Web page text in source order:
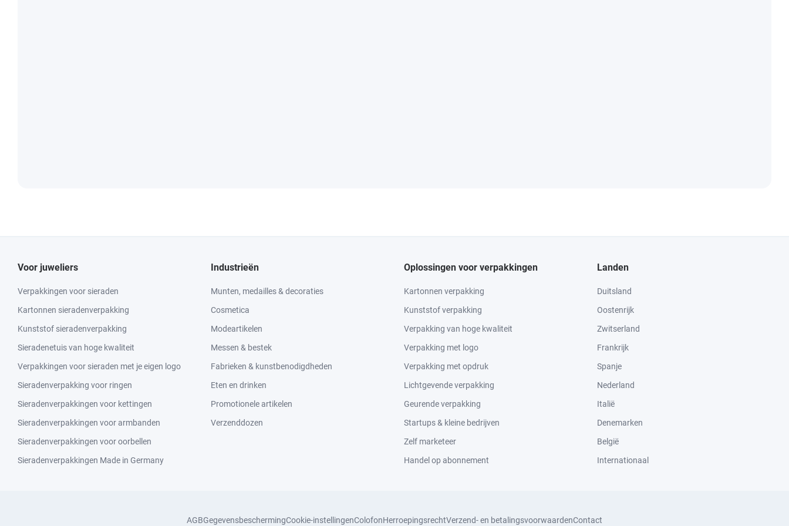
Voor juweliers
Verpakkingen voor sieraden
Kartonnen sieradenverpakking
Kunststof sieradenverpakking
Sieradenetuis van hoge kwaliteit
Verpakkingen voor sieraden met je eigen logo
Sieradenverpakking voor ringen
Sieradenverpakkingen voor kettingen
Sieradenverpakkingen voor armbanden
Sieradenverpakkingen voor oorbellen
Sieradenverpakkingen Made in Germany
Industrieën
Munten, medailles & decoraties
Cosmetica
Modeartikelen
Messen & bestek
Fabrieken & kunstbenodigdheden
Eten en drinken
Promotionele artikelen
Verzenddozen
Oplossingen voor verpakkingen
Kartonnen verpakking
Kunststof verpakking
Verpakking van hoge kwaliteit
Verpakking met logo
Verpakking met opdruk
Lichtgevende verpakking
Geurende verpakking
Startups & kleine bedrijven
Zelf marketeer
Handel op abonnement
Landen
Duitsland
Oostenrijk
Zwitserland
Frankrijk
Spanje
Nederland
Italië
Denemarken
België
Internationaal
AGBGegevensbeschermingCookie-instellingenColofonHerroepingsrechtVerzend- en betalingsvoorwaardenContact